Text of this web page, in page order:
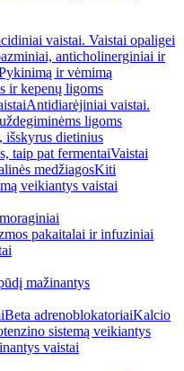
vaistai. Vaistai opaligei
anticholinerginiai ir
ir vėmimą
ir kepenų ligoms
Antidiarėjiniai vaistai.
ligoms
dietinius
taip pat fermentaiVaistai
medžiagosKiti
veikiantys vaistai
pakaitalai ir infuziniai
mažinantys
Beta adrenoblokatoriaiKalcio
sistemą veikiantys
vaistai